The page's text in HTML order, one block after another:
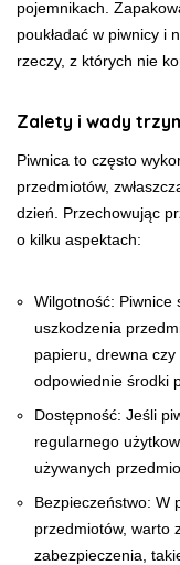
pojemnikach.
poukładać w piwnicy i
rzeczy, z których nie
Zalety i wady
Piwnica to często
przedmiotów,
dzień. Przechowując
o kilku aspektach:
Wilgotność: Piwnice
uszkodzenia
papieru, drewna
odpowiednie środki
Dostępność: Jeśli
regularnego
używanych
Bezpieczeństwo: W
przedmiotów, warto
zabezpieczenia,